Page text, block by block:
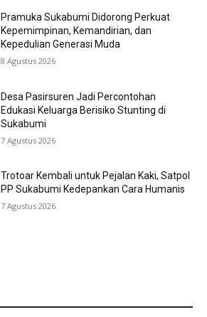
Pramuka Sukabumi Didorong Perkuat
Kepemimpinan, Kemandirian, dan
Kepedulian Generasi Muda
8 Agustus 2026
Desa Pasirsuren Jadi Percontohan
Edukasi Keluarga Berisiko Stunting di
Sukabumi
7 Agustus 2026
Trotoar Kembali untuk Pejalan Kaki, Satpol
PP Sukabumi Kedepankan Cara Humanis
7 Agustus 2026